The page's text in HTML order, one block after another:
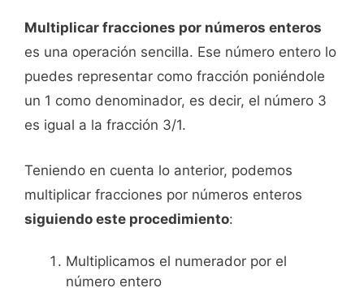
Multiplicar fracciones por números enteros
es una operación sencilla. Ese número entero lo
puedes representar como fracción poniéndole
un 1 como denominador, es decir, el número 3
es igual a la fracción 3/1.
Teniendo en cuenta lo anterior, podemos
multiplicar fracciones por números enteros
siguiendo este procedimiento:
Multiplicamos el numerador por el
número entero